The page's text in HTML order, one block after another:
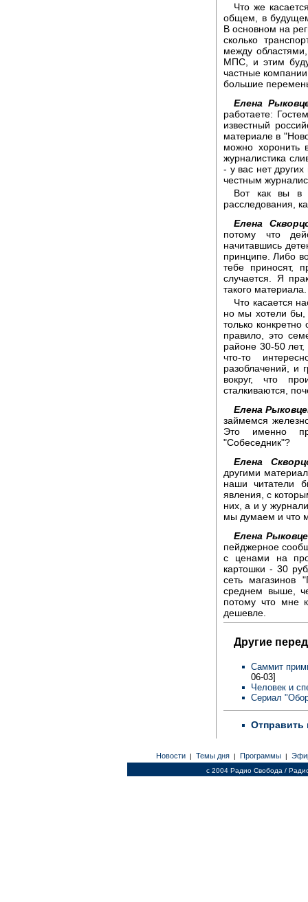
Что же
общем, в
В основном на
сколько
между областями,
МПС, и этим
частные
большие
Елена
работаете:
известный
материале в
можно хоронить
журналистика
- у вас нет
честным
Вот как вы в
расследования,
Елена
потому что
начитавшись
принципе. Либо
тебе приносят,
случается. Я
такого материала.
Что касается
но мы хотели бы,
только
правило, это
районе 30-50
что-то
разоблачений, и
вокруг, что
сталкиваются,
Елена
займемся
Это именно
"Собеседник"?
Елена
другими
наши читатели
явления, с
них, а и у
мы думаем и что
Елена
пейджерное
с ценами на
картошки - 30
сеть магазинов
среднем выше,
потому что мне
дешевле.
Другие
Саммит
06-03]
Человек и
Сериал
Отправить
Новости | Темы дня | Программы |
c 2004 Радио Свобода /